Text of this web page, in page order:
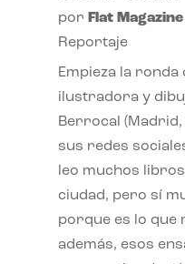
por Flat Magazine|
Reportaje
Empieza la
ilustradora y
Berrocal (Madrid,
sus redes
leo muchos
ciudad, pero sí
porque es lo que
además, esos